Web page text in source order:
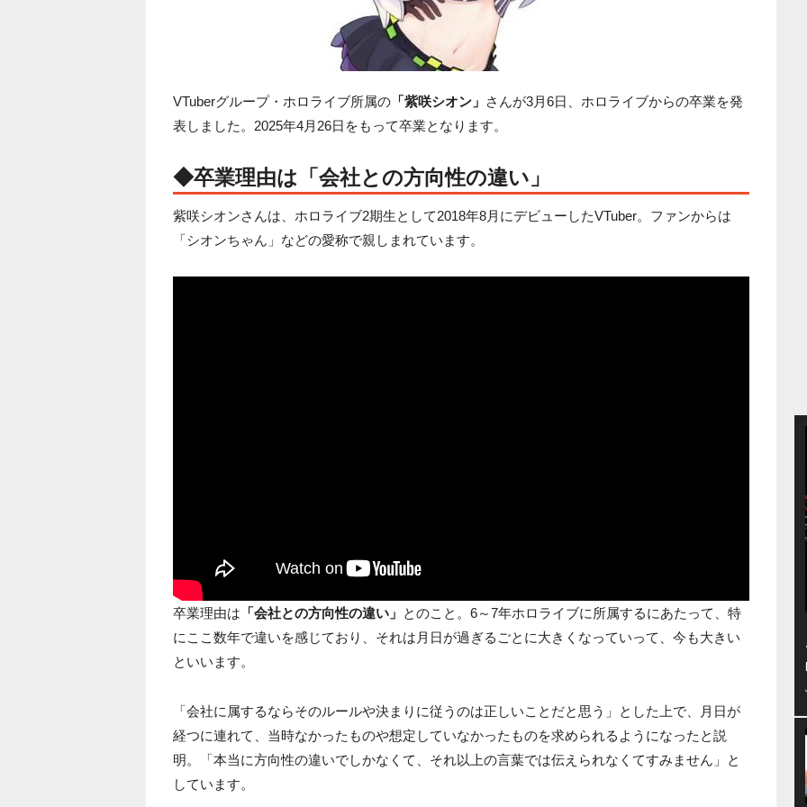
VTuberグループ・ホロライブ所属の 「紫咲シオン」 さんが3月6日、ホロライブからの卒業を発
表しました。2025年4月26日をもって卒業となります。
◆卒業理由は「会社との方向性の違い」
紫咲シオンさんは、ホロライブ2期生として2018年8月にデビューしたVTuber。ファンからは
「シオンちゃん」などの愛称で親しまれています。
卒業理由は 「会社との方向性の違い」 とのこと。6～7年ホロライブに所属するにあたって、特
にここ数年で違いを感じており、それは月日が過ぎるごとに大きくなっていって、今も大きい
といいます。
「会社に属するならそのルールや決まりに従うのは正しいことだと思う」とした上で、月日が
経つに連れて、当時なかったものや想定していなかったものを求められるようになったと説
明。「本当に方向性の違いでしかなくて、それ以上の言葉では伝えられなくてすみません」と
しています。